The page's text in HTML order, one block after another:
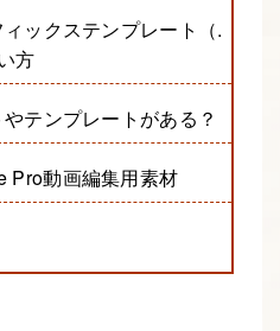
ックステンプレート（.
方
テンプレートがある？
Pro動画編集用素材